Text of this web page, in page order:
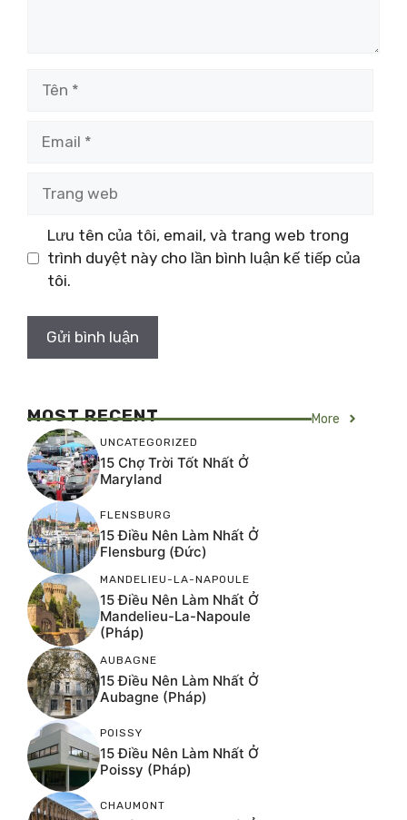
Lưu tên của tôi, email, và trang web trong
trình duyệt này cho lần bình luận kế tiếp của
tôi.
MOST RECENT More
UNCATEGORIZED
15 Chợ Trời Tốt Nhất Ở
Maryland
FLENSBURG
15 Điều Nên Làm Nhất Ở
Flensburg (Đức)
MANDELIEU-LA-NAPOULE
15 Điều Nên Làm Nhất Ở
Mandelieu-La-Napoule
(Pháp)
AUBAGNE
15 Điều Nên Làm Nhất Ở
Aubagne (Pháp)
POISSY
15 Điều Nên Làm Nhất Ở
Poissy (Pháp)
CHAUMONT